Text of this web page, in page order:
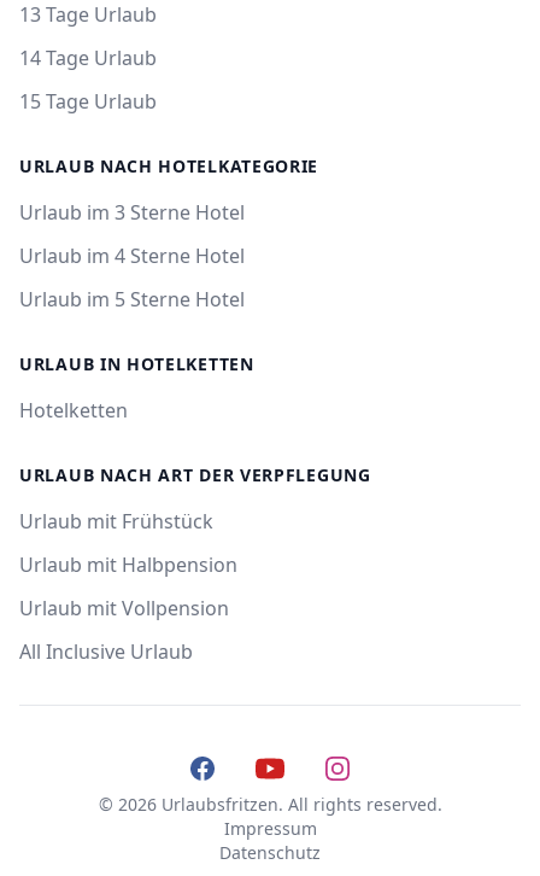
13 Tage Urlaub
14 Tage Urlaub
15 Tage Urlaub
URLAUB NACH HOTELKATEGORIE
Urlaub im 3 Sterne Hotel
Urlaub im 4 Sterne Hotel
Urlaub im 5 Sterne Hotel
URLAUB IN HOTELKETTEN
Hotelketten
URLAUB NACH ART DER VERPFLEGUNG
Urlaub mit Frühstück
Urlaub mit Halbpension
Urlaub mit Vollpension
All Inclusive Urlaub
FacebookYouTubeInstagram
© 2026 Urlaubsfritzen. All rights reserved.
Impressum
Datenschutz